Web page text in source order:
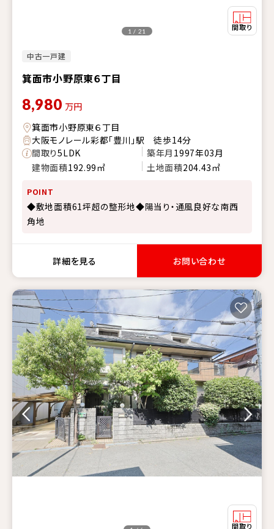
中古一戸建
箕面市小野原東６丁目
1 / 21
8,980 万円
箕面市小野原東６丁目
大阪モノレール彩都「豊川」駅 徒歩14分
間取り5LDK 築年月 1997年03月
建物面積192.99㎡ 土地面積204.43㎡
POINT
◆敷地面積61坪超の整形地◆陽当り・通風良好な南西
角地
詳細を見る お問い合わせ